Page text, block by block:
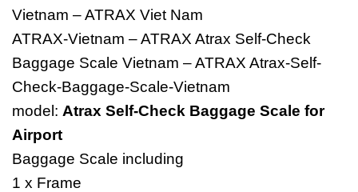
Vietnam – ATRAX Viet Nam
ATRAX-Vietnam – ATRAX Atrax Self-Check
Baggage Scale Vietnam – ATRAX Atrax-Self-
Check-Baggage-Scale-Vietnam
model: Atrax Self-Check Baggage Scale for
Airport
Baggage Scale including
1 x Frame